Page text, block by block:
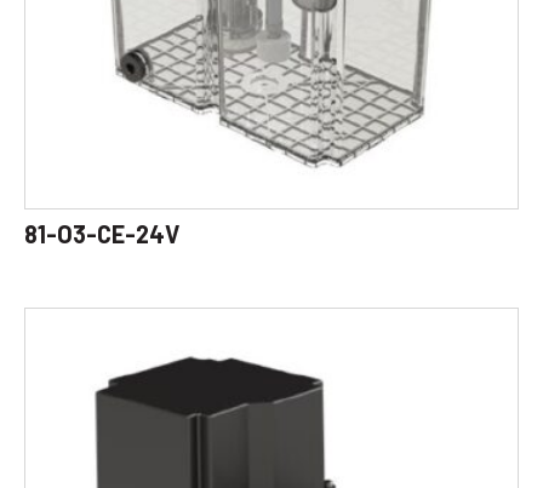
81-O3-CE-24V